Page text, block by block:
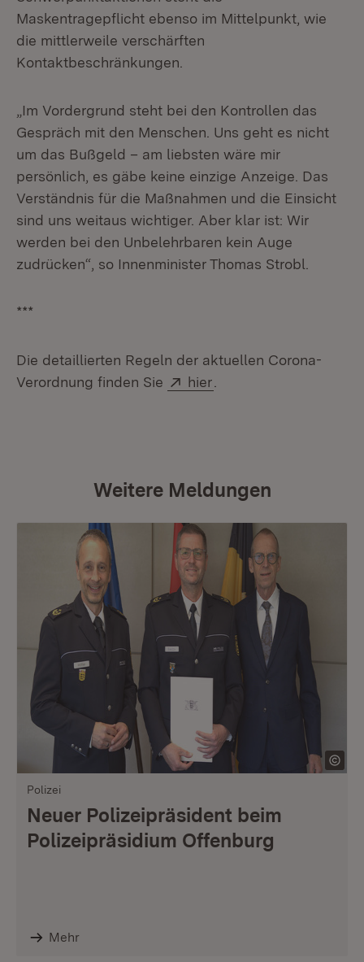
Maskentragepflicht ebenso im Mittelpunkt, wie
die mittlerweile verschärften
Kontaktbeschränkungen.
„Im Vordergrund steht bei den Kontrollen das
Gespräch mit den Menschen. Uns geht es nicht
um das Bußgeld – am liebsten wäre mir
persönlich, es gäbe keine einzige Anzeige. Das
Verständnis für die Maßnahmen und die Einsicht
sind uns weitaus wichtiger. Aber klar ist: Wir
werden bei den Unbelehrbaren kein Auge
zudrücken“, so Innenminister Thomas Strobl.
***
Die detaillierten Regeln der aktuellen Corona-
Verordnung finden Sie
Extern:
hier
Weitere Meldungen
Polizei
Neuer Polizeipräsident beim
Polizeipräsidium Offenburg
Mehr